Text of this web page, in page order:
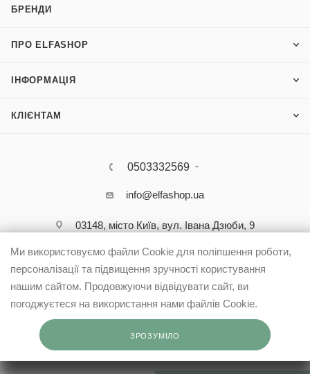
БРЕНДИ
ПРО ELFASHOP
ІНФОРМАЦІЯ
КЛІЄНТАМ
0503332569
info@elfashop.ua
03148, місто Київ, вул. Івана Дзюби, 9
Ми використовуємо файли Cookie для поліпшення роботи,
персоналізації та підвищення зручності користування
нашим сайтом. Продовжуючи відвідувати сайт, ви
погоджуєтеся на використання нами файлів Cookie.
ЗРОЗУМІЛО